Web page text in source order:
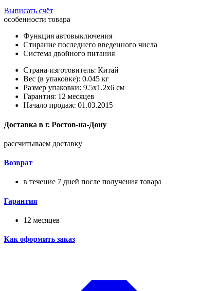
Выписать счёт
особенности товара
Функция автовыключения
Стирание последнего введенного числа
Система двойного питания
Страна-изготовитель: Китай
Вес (в упаковке): 0.045 кг
Размер упаковки: 9.5x1.2x6 см
Гарантия: 12 месяцев
Начало продаж: 01.03.2015
Доставка в г. Ростов-на-Дону
рассчитываем доставку
Возврат
в течение 7 дней после получения товара
Гарантия
12 месяцев
Как оформить заказ